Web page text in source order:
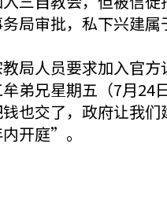
局审批，私下兴建属
局人员要求加入官
弟兄星期五（7月
也交了，政府让我
开庭”。